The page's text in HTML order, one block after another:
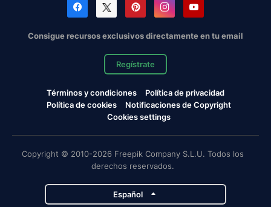
Consigue recursos exclusivos directamente en tu email
Regístrate
Términos y condiciones
Política de privacidad
Política de cookies
Notificaciones de Copyright
Cookies settings
Copyright © 2010-2026 Freepik Company S.L.U. Todos los
derechos reservados.
Español